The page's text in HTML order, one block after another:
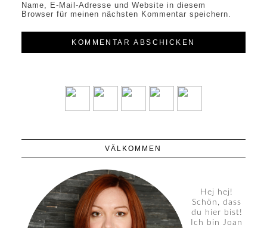
Name, E-Mail-Adresse und Website in diesem
Browser für meinen nächsten Kommentar speichern.
VÄLKOMMEN
Hej hej!
Schön, dass
du hier bist!
Ich bin Joan